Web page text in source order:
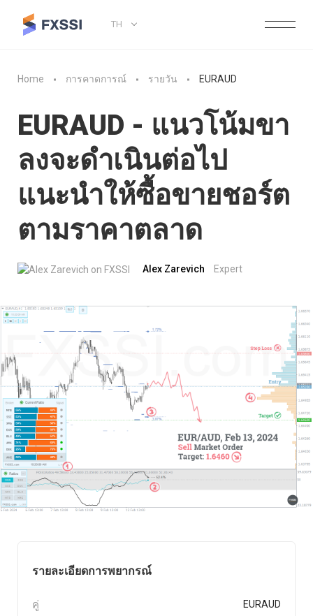
TH
Home การคาดการณ์ รายวัน EURAUD
EURAUD - แนวโน้มขา
ลงจะดำเนินต่อไป
แนะนำให้ซื้อขายชอร์ต
ตามราคาตลาด
Alex Zarevich Expert
รายละเอียดการพยากรณ์
คู่ EURAUD